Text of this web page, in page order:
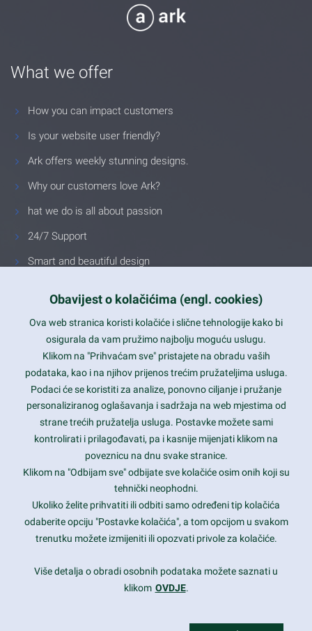
What we offer
How you can impact customers
Is your website user friendly?
Ark offers weekly stunning designs.
Why our customers love Ark?
hat we do is all about passion
24/7 Support
Smart and beautiful design
Latest trends and much more...
Contact Info
1600 Amphitheatre Parkway, Mountain View, CA 94043
prothemes.net@gmail.com
Daily: 9:00 am - 6:00 pm
Sunday: Closed
Copyright 2017FRESHFACE© All Rights Reserved
Obavijest o kolačićima (engl. cookies)
Ova web stranica koristi kolačiće i slične tehnologije kako bi
osigurala da vam pružimo najbolju moguću uslugu.
Klikom na "Prihvaćam sve" pristajete na obradu vaših
podataka, kao i na njihov prijenos trećim pružateljima usluga.
Podaci će se koristiti za analize, ponovno ciljanje i pružanje
personaliziranog oglašavanja i sadržaja na web mjestima od
strane trećih pružatelja usluga. Postavke možete sami
kontrolirati i prilagođavati, pa i kasnije mijenjati klikom na
poveznicu na dnu svake stranice.
Klikom na "Odbijam sve" odbijate sve kolačiće osim onih koji su
tehnički neophodni.
Ukoliko želite prihvatiti ili odbiti samo određeni tip kolačića
odaberite opciju "Postavke kolačića", a tom opcijom u svakom
trenutku možete izmijeniti ili opozvati privole za kolačiće.
Više detalja o obradi osobnih podataka možete saznati u
klikom OVDJE.